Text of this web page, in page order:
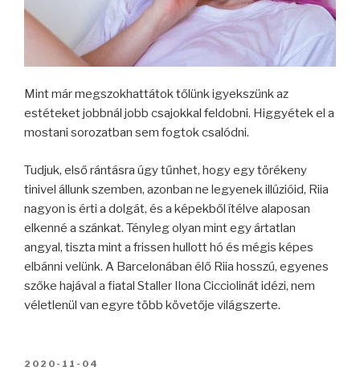
Mint már megszokhattátok tőlünk igyekszünk az
estéteket jobbnál jobb csajokkal feldobni. Higgyétek el a
mostani sorozatban sem fogtok csalódni.
Tudjuk, első rántásra úgy tűnhet, hogy egy törékeny
tinivel állunk szemben, azonban ne legyenek illúzióid, Riia
nagyon is érti a dolgát, és a képekből ítélve alaposan
elkenné a szánkat. Tényleg olyan mint egy ártatlan
angyal, tiszta mint a frissen hullott hó és mégis képes
elbánni velünk. A Barcelonában élő Riia hosszú, egyenes
szőke hajával a fiatal Staller Ilona Cicciolinát idézi, nem
véletlenül van egyre több követője világszerte.
BEKÜLDVE:
2020-11-04